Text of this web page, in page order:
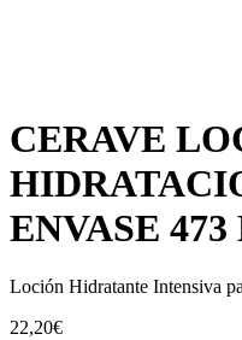
CERAVE
ENVASE
Loción Hidratante Intensiva
22,20€